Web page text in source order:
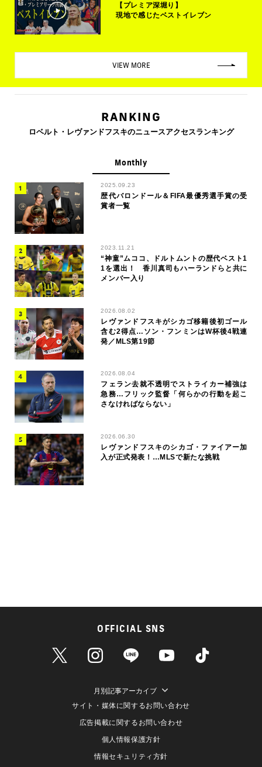
【プレミア深堀り】
現地で感じたベストイレブン
VIEW MORE
RANKING
ロベルト・レヴァンドフスキのニュースアクセスランキング
Monthly
2025.09.23
歴代バロンドール＆FIFA最優秀選手賞の受
賞者一覧
2023.11.21
“神童”ムココ、ドルトムントの歴代ベスト1
1を選出！ 香川真司もハーランドらと共に
メンバー入り
2026.08.02
レヴァンドフスキがシカゴ移籍後初ゴール
含む2得点…ソン・フンミンはW杯後4戦連
発／MLS第19節
2026.08.04
フェラン去就不透明でストライカー補強は
急務…フリック監督「何らかの行動を起こ
さなければならない」
2026.06.30
レヴァンドフスキのシカゴ・ファイアー加
入が正式発表！…MLSで新たな挑戦
OFFICIAL SNS
月別記事アーカイブ
サイト・媒体に関するお問い合わせ
広告掲載に関するお問い合わせ
個人情報保護方針
情報セキュリティ方針